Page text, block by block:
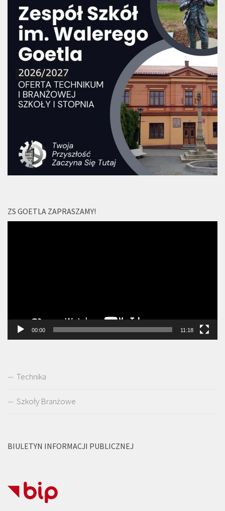
ZS GOETLA ZAPRASZAMY!
00:00 11:18
Technika
Szkoły Branżowe
BIULETYN INFORMACJI PUBLICZNEJ